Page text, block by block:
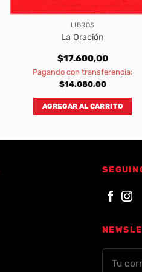
LIBROS
La Oración
$17.600,00
Pagando con transferencia:
$14.080,00
AGREGAR AL CARRITO